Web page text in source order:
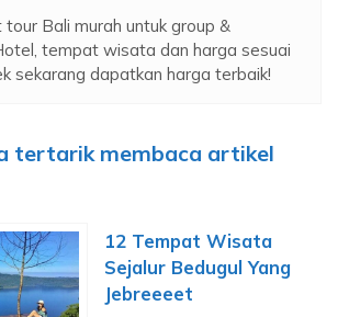
Bali murah untuk group &
tempat wisata dan harga sesuai
sekarang dapatkan harga terbaik!
tertarik membaca artikel
12 Tempat Wisata
Sejalur Bedugul Yang
Jebreeeet